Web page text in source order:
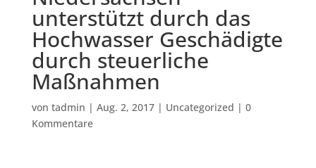
unterstützt durch das
Hochwasser Geschädigte
durch steuerliche
Maßnahmen
von tadmin | Aug. 2, 2017| Uncategorized | 0
Kommentare